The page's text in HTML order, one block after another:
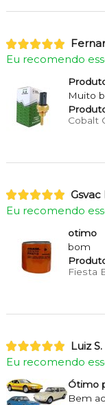
Eu recomendo
Muito
Cobalt
Gsvac
Eu recomendo
otimo
bom
Fiesta
Luiz S.
Eu recomendo
Ótimo
Bem